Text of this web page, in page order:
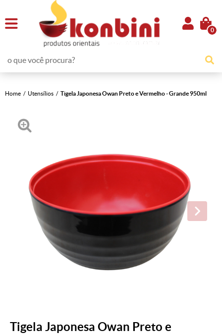
0
Home Utensílios Tigela Japonesa Owan Preto e Vermelho - Grande 950ml
Tigela Japonesa Owan Preto e